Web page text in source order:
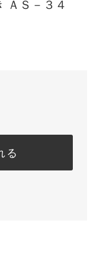
ＡＳ－３４
る